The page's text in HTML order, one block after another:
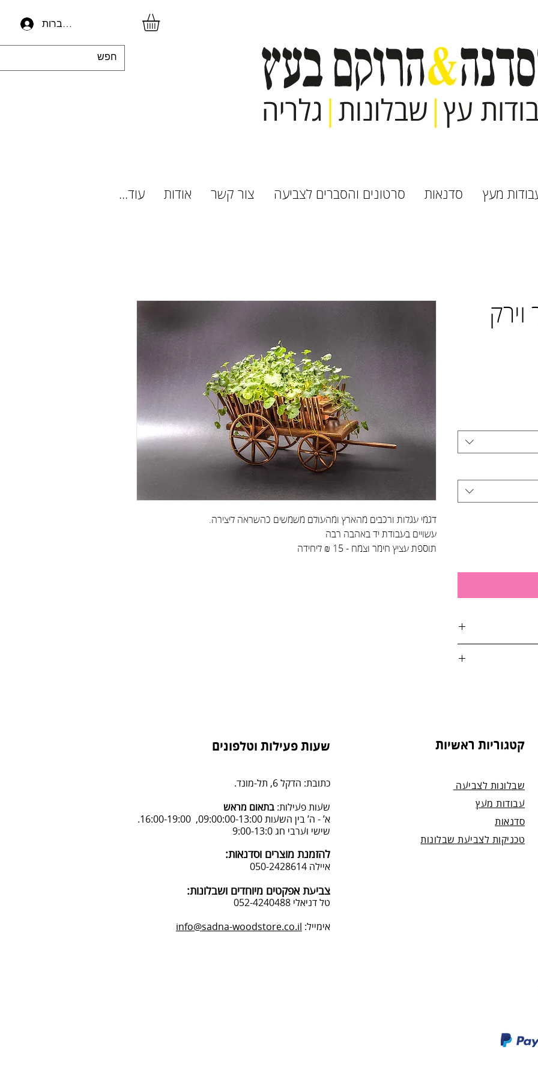
להתחברות
מעץ סדנאות סרטונים והסברים לצביעה צור קשר אודות עוד...
דגמי עגלות ורכבים מהארץ ומהעולם משמשים כהשראה ליצירה.
עשויים בעבודת יד באהבה רבה
תוספת עציץ חימר וצמח - 15 ₪ ליחידה
הזמנה, על ידי
שעות פעילות וטלפונים
כתובת: הדקל 6, תל-מונד.
שעות פעילות: בתאום מראש
א’ - ה’ בין השעות 09:00:00-13:00, 16:00-19:00.
שישי וערבי חג 9:00-13:0
להזמנת מוצרים וסדנאות:
איילה 050-2428614
צביעת אפקטים מיוחדים ושבלונות:
טל דניאלי 052-4240488
אימייל: info@sadna-woodstore.co.il
קטגוריות ראשיות
שבלונות לצביעה
עבודות מעץ
סדנאות
טכניקות לצביעת שבלונות